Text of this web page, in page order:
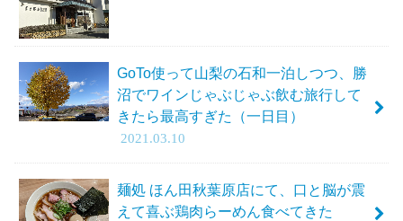
GoTo使って山梨の石和一泊しつつ、勝
沼でワインじゃぶじゃぶ飲む旅行して
きたら最高すぎた（一日目）
2021.03.10
麺処 ほん田秋葉原店にて、口と脳が震
えて喜ぶ鶏肉らーめん食べてきた